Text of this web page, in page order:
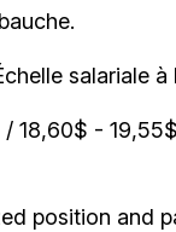
salariale à
/ 18,60$ -
position and